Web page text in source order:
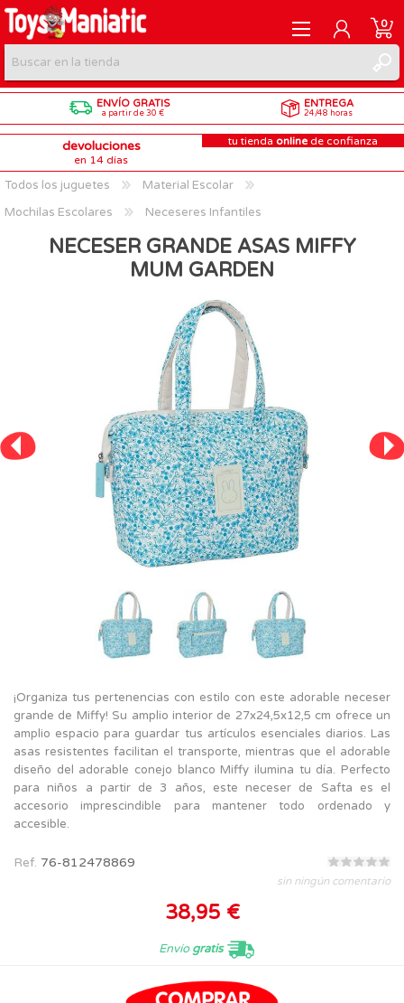
REGISTRARME
INICIAR SESIÓN
0
ENVÍO GRATIS
a partir de 30 €
ENTREGA
24/48 horas
devoluciones
en 14 días
tu tienda online de confianza
Todos los juguetes
Material Escolar
Mochilas Escolares
Neceseres Infantiles
NECESER GRANDE ASAS MIFFY
MUM GARDEN
¡Organiza tus pertenencias con estilo con este adorable neceser
grande de Miffy! Su amplio interior de 27x24,5x12,5 cm ofrece un
amplio espacio para guardar tus artículos esenciales diarios. Las
asas resistentes facilitan el transporte, mientras que el adorable
diseño del adorable conejo blanco Miffy ilumina tu día. Perfecto
para niños a partir de 3 años, este neceser de Safta es el
accesorio imprescindible para mantener todo ordenado y
accesible.
Ref. 76-812478869
sin ningún comentario
38,95 €
Envíogratis